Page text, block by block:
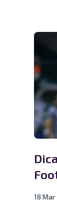
18 Mar